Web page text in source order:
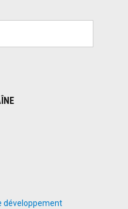
développement